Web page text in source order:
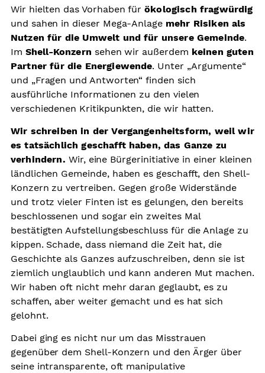
Wir hielten das Vorhaben fürökologisch fragwürdig
und sahen in dieser Mega-Anlage mehr Risiken als
Nutzen für die Umwelt und für unsere Gemeinde.
Im Shell-Konzern sehen wir außerdem keinen guten
Partner für die Energiewende. Unter „Argumente“
und „Fragen und Antworten“ finden sich
ausführliche Informationen zu den vielen
verschiedenen Kritikpunkten, die wir hatten.
Wir schreiben in der Vergangenheitsform, weil wir
es tatsächlich geschafft haben, das Ganze zu
verhindern. Wir, eine Bürgerinitiative in einer kleinen
ländlichen Gemeinde, haben es geschafft, den Shell-
Konzern zu vertreiben. Gegen große Widerstände
und trotz vieler Finten ist es gelungen, den bereits
beschlossenen und sogar ein zweites Mal
bestätigten Aufstellungsbeschluss für die Anlage zu
kippen. Schade, dass niemand die Zeit hat, die
Geschichte als Ganzes aufzuschreiben, denn sie ist
ziemlich unglaublich und kann anderen Mut machen.
Wir haben oft nicht mehr daran geglaubt, es zu
schaffen, aber weiter gemacht und es hat sich
gelohnt.
Dabei ging es nicht nur um das Misstrauen
gegenüber dem Shell-Konzern und den Ärger über
seine intransparente, oft manipulative